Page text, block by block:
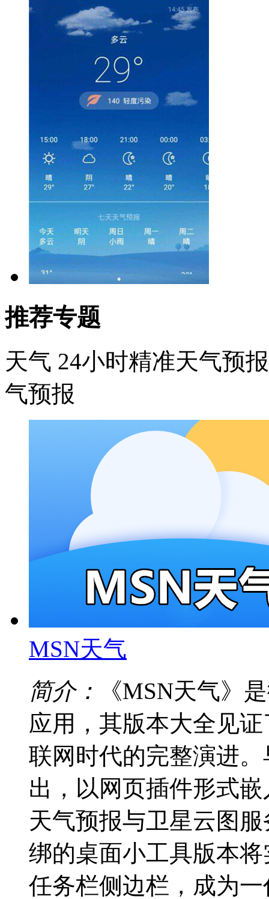
推荐专题
天气 24小时精准天气预
气预报
MSN天气
简介：
《MSN天气》
应用，其版本大全见
联网时代的完整演进
出，以网页插件形式
天气预报与卫星云图
绑的桌面小工具版本
任务栏侧边栏，成为